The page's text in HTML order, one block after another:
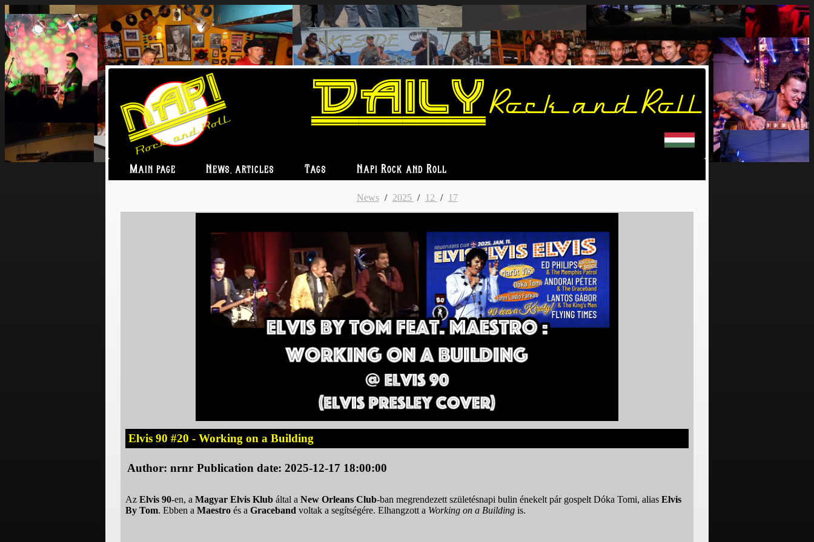
DailyRock and Roll
Main page News, articles Tags Napi Rock and Roll
News / 2025 / 12 / 17
Elvis 90 #20 - Working on a Building
Author: nrnr Publication date: 2025-12-17 18:00:00
Az Elvis 90-en, a Magyar Elvis Klubáltal a New Orleans Club-ban megrendezett születésnapi bulin énekelt pár gospelt Dóka Tomi, alias Elvis
By Tom. Ebben a Maestroés a Graceband voltak a segítségére. Elhangzott a Working on a Buildingis.